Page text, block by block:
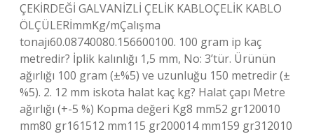
ÇEKİRDEĞİ GALVANİZLİ ÇELİK KABLOÇELİK KABLO
ÖLÇÜLERİmmKg/mÇalışma
tonajı60.08740080.156600100. 100 gram ip kaç
metredir? İplik kalınlığı 1,5 mm, No: 3’tür. Ürünün
ağırlığı 100 gram (±%5) ve uzunluğu 150 metredir (±
%5). 2. 12 mm iskota halat kaç kg? Halat çapı Metre
ağırlığı (+-5 %) Kopma değeri Kg8 mm52 gr120010
mm80 gr161512 mm115 gr200014 mm159 gr312010